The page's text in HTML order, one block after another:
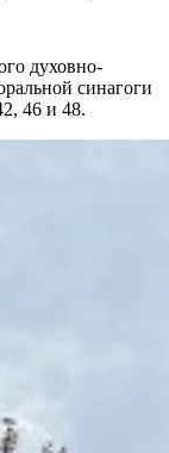
духовно-
синагоги
46 и 48.